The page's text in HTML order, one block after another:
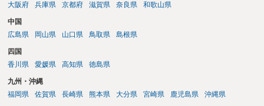
大阪府
兵庫県 京都府 滋賀県 奈良県 和歌山県
中国
広島県
岡山県 山口県 鳥取県 島根県
四国
香川県
愛媛県 高知県 徳島県
九州・沖縄
福岡県
佐賀県 長崎県 熊本県 大分県 宮崎県 鹿児島県 沖縄県